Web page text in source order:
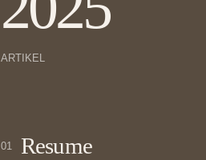
ARTIKEL
01 Resume